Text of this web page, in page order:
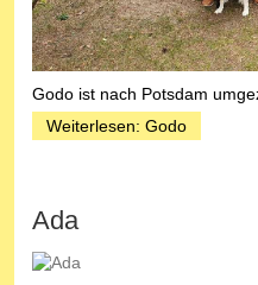
Godo ist nach Potsdam
Weiterlesen: Godo
Ada